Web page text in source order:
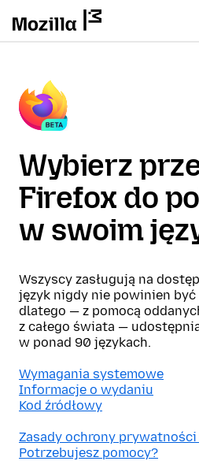
Wybierz
Firefox do
w swoim
Wszyscy zasługują na
język nigdy nie powinien być
dlatego — z pomocą
z całego świata —
w ponad 90 językach.
Wymagania systemowe
Informacje o wydaniu
Kod źródłowy
Zasady ochrony
Potrzebujesz pomocy?